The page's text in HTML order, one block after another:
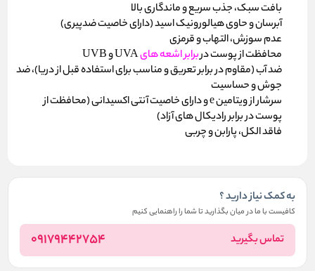
بافت سبک، جذب سریع و ماندگاری بالا
آبرسان و حاوی هیالورونیک اسید (دارای خاصیت ضدپیری)
عدم سوزش، التهاب و قرمزی
محافظت از پوست دربرابر اشعه هایUVA و UVB
ضد آب (مقاوم در برابر تعریق و مناسب برای استفاده قبل از دریا)، ضد
جوش و حساسیت
سرشار از ویتامین e و دارای خاصیت آنتی اکسیدانی (محافظت از
پوست در برابر رادیکال های آزاد)
فاقد الکل، پارابن و چربی
به کمک نیاز دارید ؟
کافیست با ما در میان بگذارید تا شما را راهنمایی کنیم
تماس بگیرید 09179442754